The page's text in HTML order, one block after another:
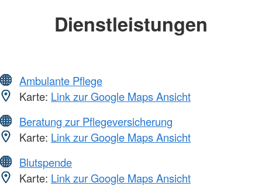
Dienstleistungen
Ambulante Pflege
Karte: Link zur Google Maps Ansicht
Beratung zur Pflegeversicherung
Karte: Link zur Google Maps Ansicht
Blutspende
Karte: Link zur Google Maps Ansicht